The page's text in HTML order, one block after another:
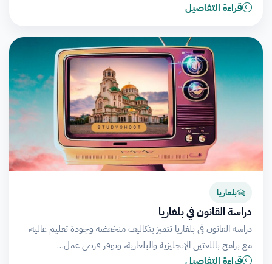
قراءة التفاصيل
بلغاريا
دراسة القانون في بلغاريا
دراسة القانون في بلغاريا تتميز بتكاليف منخفضة وجودة تعليم عالية،
مع برامج باللغتين الإنجليزية والبلغارية، وتوفر فرص عمل…